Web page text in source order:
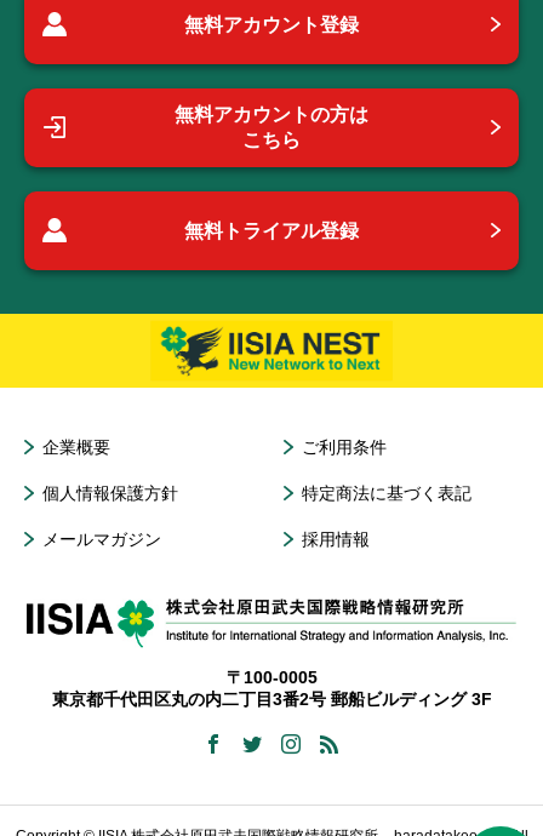
無料アカウント登録
無料アカウントの方は
こちら
無料トライアル登録
企業概要 ご利用条件
個人情報保護方針 特定商法に基づく表記
メールマガジン 採用情報
〒100-0005
東京都千代田区丸の内二丁目3番2号 郵船ビルディング 3F